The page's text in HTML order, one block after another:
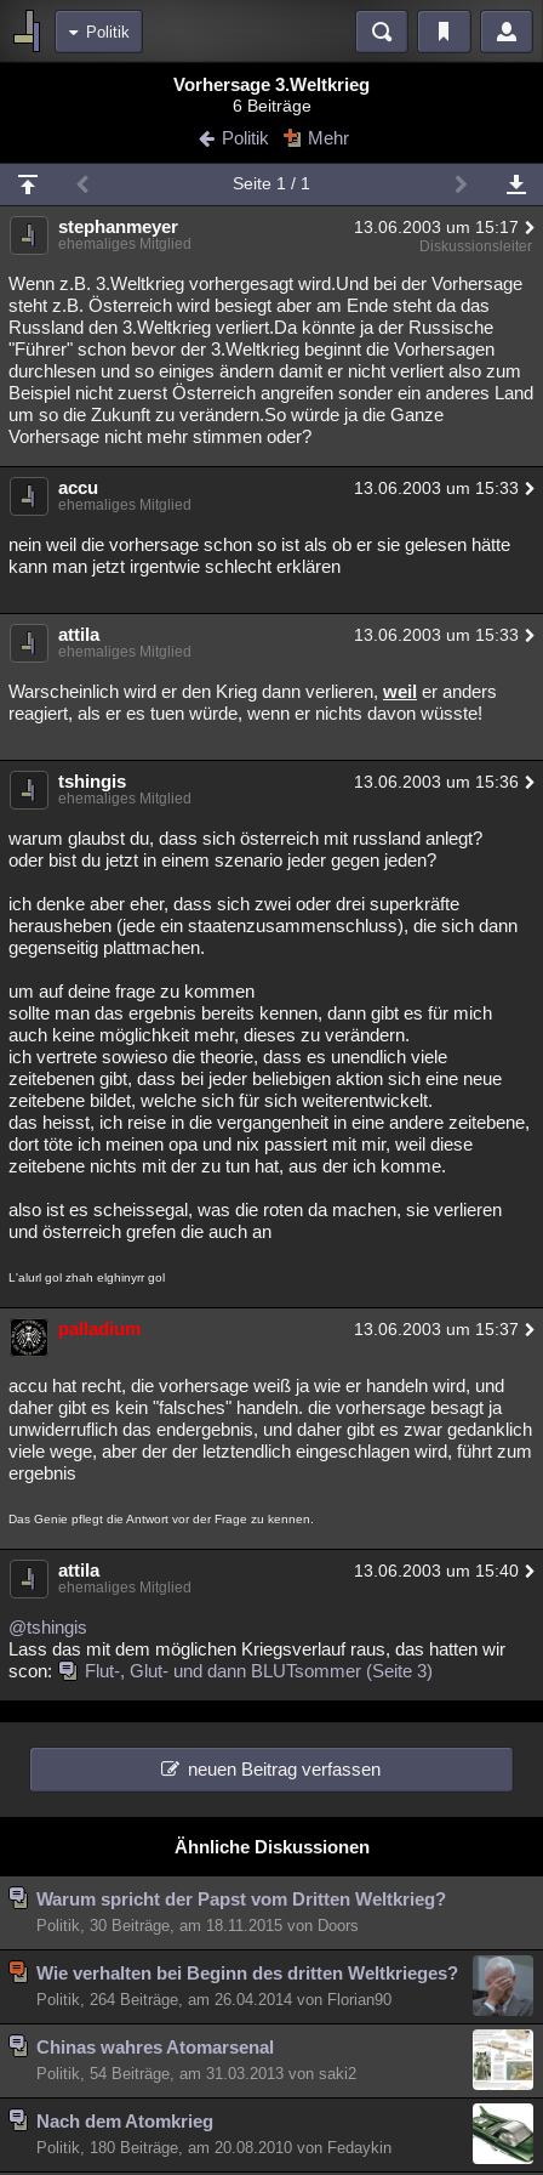
Politik
Blogs
Chat Wiki Neuigkeiten
meine Rubriken
Menschen Wissenschaft Mystery Kriminalfälle
Spiritualität Verschwörungen Technologie Ufologie
Natur Umfragen Unterhaltung
weitere Rubriken
Philosophie Träume Orte Esoterik Literatur
Astronomie Helpdesk Gruppen
Musik Clash Verbesserungen Allmystery English
Besucht Teilgenommen Alle Neue
Lesenswert Schlüsselwörter
Vorhersage 3.Weltkrieg
6 Beiträge
Politik Mehr
Seite 1 / 1
stephanmeyer 13.06.2003 um 15:17
ehemaliges Mitglied Diskussionsleiter
Wenn z.B. 3.Weltkrieg vorhergesagt wird.Und bei der Vorhersage
steht z.B. Österreich wird besiegt aber am Ende steht da das
Russland den 3.Weltkrieg verliert.Da könnte ja der Russische
"Führer" schon bevor der 3.Weltkrieg beginnt die Vorhersagen
durchlesen und so einiges ändern damit er nicht verliert also zum
Beispiel nicht zuerst Österreich angreifen sonder ein anderes Land
um so die Zukunft zu verändern.So würde ja die Ganze
Vorhersage nicht mehr stimmen oder?
accu 13.06.2003 um 15:33
ehemaliges Mitglied
nein weil die vorhersage schon so ist als ob er sie gelesen hätte
kann man jetzt irgentwie schlecht erklären
attila 13.06.2003 um 15:33
ehemaliges Mitglied
Warscheinlich wird er den Krieg dann verlieren, weil er anders
reagiert, als er es tuen würde, wenn er nichts davon wüsste!
tshingis 13.06.2003 um 15:36
ehemaliges Mitglied
warum glaubst du, dass sich österreich mit russland anlegt?
oder bist du jetzt in einem szenario jeder gegen jeden?
ich denke aber eher, dass sich zwei oder drei superkräfte
herausheben (jede ein staatenzusammenschluss), die sich dann
gegenseitig plattmachen.
um auf deine frage zu kommen
sollte man das ergebnis bereits kennen, dann gibt es für mich
auch keine möglichkeit mehr, dieses zu verändern.
ich vertrete sowieso die theorie, dass es unendlich viele
zeitebenen gibt, dass bei jeder beliebigen aktion sich eine neue
zeitebene bildet, welche sich für sich weiterentwickelt.
das heisst, ich reise in die vergangenheit in eine andere zeitebene,
dort töte ich meinen opa und nix passiert mit mir, weil diese
zeitebene nichts mit der zu tun hat, aus der ich komme.
also ist es scheissegal, was die roten da machen, sie verlieren
und österreich grefen die auch an
L'alurl gol zhah elghinyrr gol
palladium 13.06.2003 um 15:37
accu hat recht, die vorhersage weiß ja wie er handeln wird, und
daher gibt es kein "falsches" handeln. die vorhersage besagt ja
unwiderruflich das endergebnis, und daher gibt es zwar gedanklich
viele wege, aber der der letztendlich eingeschlagen wird, führt zum
ergebnis
Das Genie pflegt die Antwort vor der Frage zu kennen.
attila 13.06.2003 um 15:40
ehemaliges Mitglied
@tshingis
Lass das mit dem möglichen Kriegsverlauf raus, das hatten wir
scon:
Flut-, Glut- und dann BLUTsommer (Seite 3)
neuen Beitrag verfassen
Ähnliche Diskussionen
Warum spricht der Papst vom Dritten Weltkrieg?
Politik, 30 Beiträge, am 18.11.2015 von Doors
Wie verhalten bei Beginn des dritten Weltkrieges?
Politik, 264 Beiträge, am 26.04.2014 von Florian90
Chinas wahres Atomarsenal
Politik, 54 Beiträge, am 31.03.2013 von saki2
Nach dem Atomkrieg
Politik, 180 Beiträge, am 20.08.2010 von Fedaykin